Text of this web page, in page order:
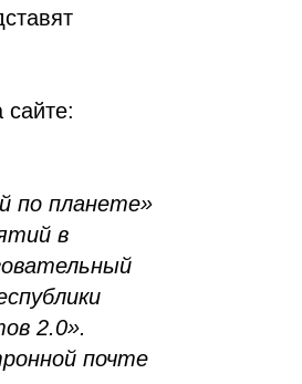
по планете»
в
2.0».
почте